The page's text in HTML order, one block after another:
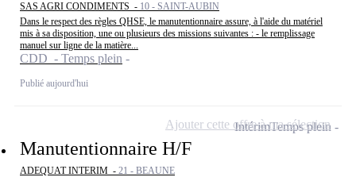
SAS AGRI CONDIMENTS - 10 - SAINT-AUBIN
Dans le respect des règles QHSE, le manutentionnaire assure, à l'aide du matériel
mis à sa disposition, une ou plusieurs des missions suivantes : - le remplissage
manuel sur ligne de la matière...
CDD - Temps plein
Publié aujourd'hui
Manutentionnaire H/F
ADEQUAT INTERIM - 21 - BEAUNE
IntérimTemps plein
Ajouter cette offre à ma sélection